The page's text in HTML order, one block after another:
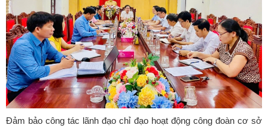
Đảm bảo công tác lãnh đạo chỉ đạo hoạt động công đoàn cơ sở